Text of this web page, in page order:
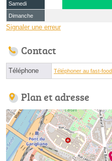
Samedi
Dimanche
Signaler une erreur
Contact
Téléphone Téléphoner au fast-food
Plan et adresse